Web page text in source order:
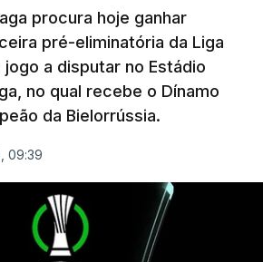
‘Champions’, o derrotado do
campeão dinamarquês, ou
do Azerbaijão, sendo que, em
os 'encarnados' caem para o
encontrando os
da Luz tem início às 20:00, com
Marian Barbu, enquanto a
marcada para 13 de agosto, em
procura hoje ganhar
pré-eliminatória da Liga
a disputar no Estádio
no qual recebe o Dínamo
da Bielorrússia.
09:39